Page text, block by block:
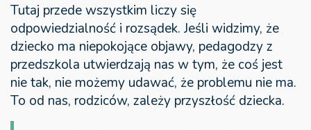
Tutaj przede wszystkim liczy się
odpowiedzialność i rozsądek. Jeśli widzimy, że
dziecko ma niepokojące objawy, pedagodzy z
przedszkola utwierdzają nas w tym, że coś jest
nie tak, nie możemy udawać, że problemu nie ma.
To od nas, rodziców, zależy przyszłość dziecka.